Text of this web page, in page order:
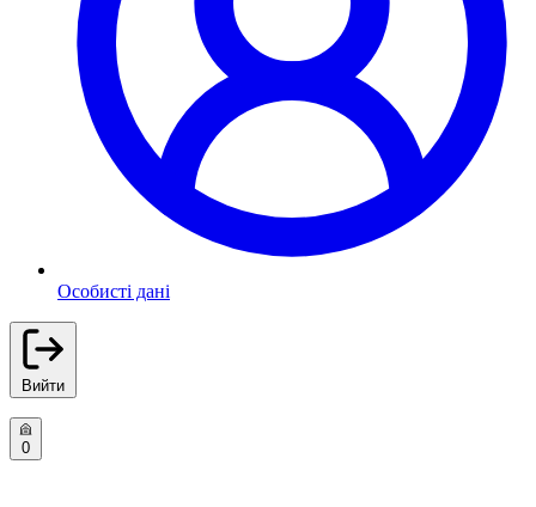
Особисті дані
Вийти
0